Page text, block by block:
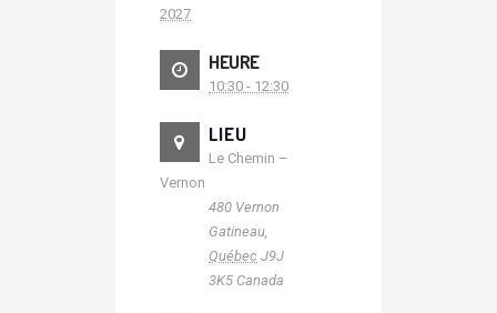
2027
HEURE
10:30 - 12:30
LIEU
Le Chemin –
Vernon
480 Vernon
Gatineau,
Québec J9J
3K5 Canada